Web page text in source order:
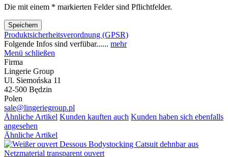
Die mit einem * markierten Felder sind Pflichtfelder.
Speichern
Produktsicherheitsverordnung (GPSR)
Folgende Infos sind verfübar...... mehr
Menü schließen
Firma
Lingerie Group
Ul. Siemońska 11
42-500 Będzin
Polen
sale@lingeriegroup.pl
Ähnliche Artikel Kunden kauften auch Kunden haben sich ebenfalls
angesehen
Ähnliche Artikel